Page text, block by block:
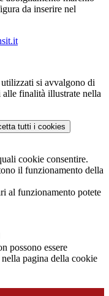
da inserire nel
si avvalgono di
finalità illustrate nella
tutti i cookies
cookie consentire.
il funzionamento della
al funzionamento potete
possono essere
pagina della cookie